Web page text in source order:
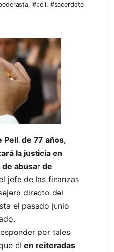
, #pell, #sacerdote
Pell, de 77 años,
la justicia en
de abusar de
jefe de las finanzas
directo del
el pasado junio
por tales
él en reiteradas